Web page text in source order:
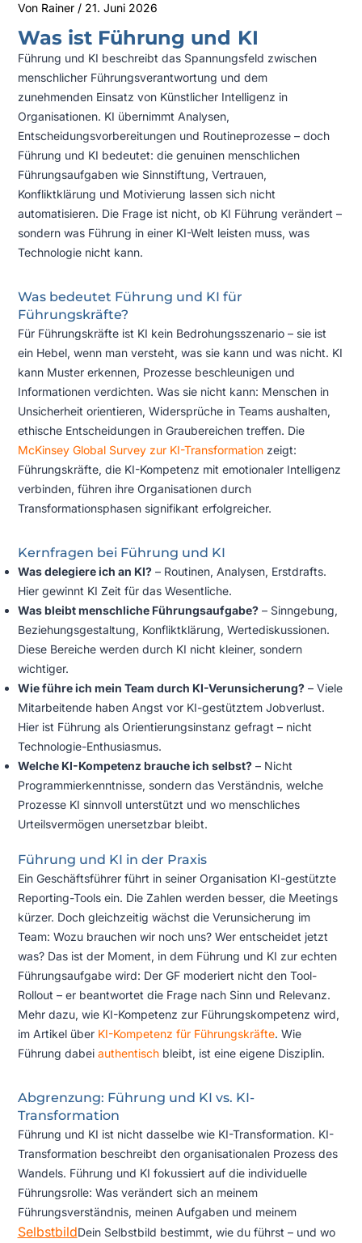
Von Rainer / 21. Juni 2026
Was ist Führung und KI
Führung und KI beschreibt das Spannungsfeld zwischen
menschlicher Führungsverantwortung und dem
zunehmenden Einsatz von Künstlicher Intelligenz in
Organisationen. KI übernimmt Analysen,
Entscheidungsvorbereitungen und Routineprozesse – doch
Führung und KI bedeutet: die genuinen menschlichen
Führungsaufgaben wie Sinnstiftung, Vertrauen,
Konfliktklärung und Motivierung lassen sich nicht
automatisieren. Die Frage ist nicht, ob KI Führung verändert –
sondern was Führung in einer KI-Welt leisten muss, was
Technologie nicht kann.
Was bedeutet Führung und KI für
Führungskräfte?
Für Führungskräfte ist KI kein Bedrohungsszenario – sie ist
ein Hebel, wenn man versteht, was sie kann und was nicht. KI
kann Muster erkennen, Prozesse beschleunigen und
Informationen verdichten. Was sie nicht kann: Menschen in
Unsicherheit orientieren, Widersprüche in Teams aushalten,
ethische Entscheidungen in Graubereichen treffen. Die
McKinsey Global Survey zur KI-Transformationzeigt:
Führungskräfte, die KI-Kompetenz mit emotionaler Intelligenz
verbinden, führen ihre Organisationen durch
Transformationsphasen signifikant erfolgreicher.
Kernfragen bei Führung und KI
Was delegiere ich an KI?– Routinen, Analysen, Erstdrafts.
Hier gewinnt KI Zeit für das Wesentliche.
Was bleibt menschliche Führungsaufgabe?– Sinngebung,
Beziehungsgestaltung, Konfliktklärung, Wertediskussionen.
Diese Bereiche werden durch KI nicht kleiner, sondern
wichtiger.
Wie führe ich mein Team durch KI-Verunsicherung?– Viele
Mitarbeitende haben Angst vor KI-gestütztem Jobverlust.
Hier ist Führung als Orientierungsinstanz gefragt – nicht
Technologie-Enthusiasmus.
Welche KI-Kompetenz brauche ich selbst?– Nicht
Programmierkenntnisse, sondern das Verständnis, welche
Prozesse KI sinnvoll unterstützt und wo menschliches
Urteilsvermögen unersetzbar bleibt.
Führung und KI in der Praxis
Ein Geschäftsführer führt in seiner Organisation KI-gestützte
Reporting-Tools ein. Die Zahlen werden besser, die Meetings
kürzer. Doch gleichzeitig wächst die Verunsicherung im
Team: Wozu brauchen wir noch uns? Wer entscheidet jetzt
was? Das ist der Moment, in dem Führung und KI zur echten
Führungsaufgabe wird: Der GF moderiert nicht den Tool-
Rollout – er beantwortet die Frage nach Sinn und Relevanz.
Mehr dazu, wie KI-Kompetenz zur Führungskompetenz wird,
im Artikel über KI-Kompetenz für Führungskräfte. Wie
Führung dabei authentischbleibt, ist eine eigene Disziplin.
Abgrenzung: Führung und KI vs. KI-
Transformation
Führung und KI ist nicht dasselbe wie KI-Transformation. KI-
Transformation beschreibt den organisationalen Prozess des
Wandels. Führung und KI fokussiert auf die individuelle
Führungsrolle: Was verändert sich an meinem
Führungsverständnis, meinen Aufgaben und meinem
SelbstbildDein Selbstbild bestimmt, wie du führst – und wo